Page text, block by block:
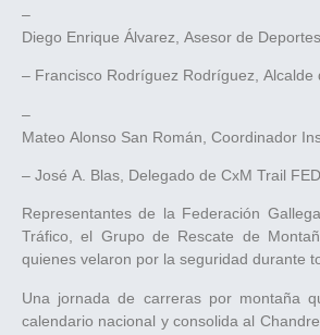
–
Diego Enrique Álvarez, Asesor de
– Francisco Rodríguez Rodríguez, Alcalde
–
Mateo Alonso San Román, Coordinador
– José A. Blas, Delegado de CxM Trail
Representantes de la Federación
Tráfico, el Grupo de Rescate de
quienes velaron por la seguridad durante
Una jornada de carreras por montaña
calendario nacional y consolida al